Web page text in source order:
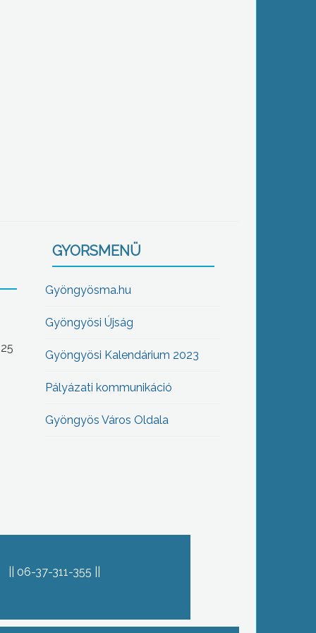
GYORSMENÜ
Gyöngyösma.hu
Gyöngyösi Újság
Gyöngyösi Kalendárium 2023
Pályázati kommunikáció
Gyöngyös Város Oldala
06-37-311-355